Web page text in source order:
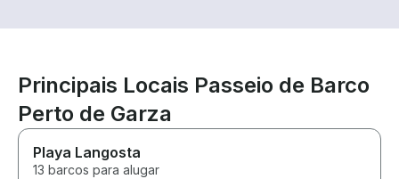
Principais Locais Passeio de Barco
Perto de Garza
Playa Langosta
13 barcos para alugar